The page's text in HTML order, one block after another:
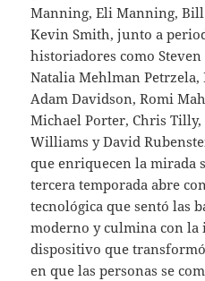
Manning, Eli Manning,
Kevin Smith, junto a
historiadores como Steven
Natalia Mehlman
Adam Davidson, Romi
Michael Porter, Chris
Williams y David
que enriquecen la mirada
tercera temporada abre
tecnológica que sentó las
moderno y culmina con
dispositivo que
en que las personas se